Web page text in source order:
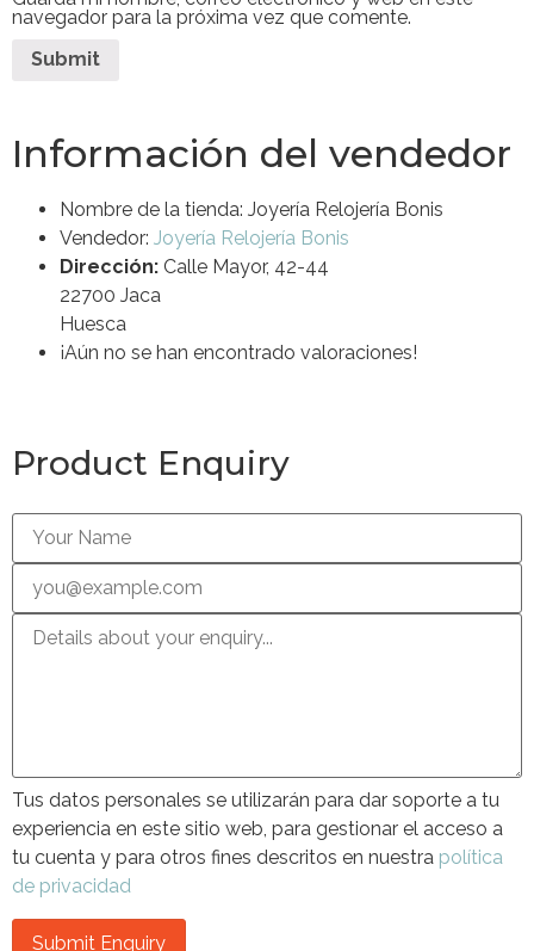
navegador para la próxima vez que comente.
Información del vendedor
Nombre de la tienda: Joyería Relojería Bonis
Vendedor: Joyería Relojería Bonis
Dirección: Calle Mayor, 42-44
22700 Jaca
Huesca
¡Aún no se han encontrado valoraciones!
Product Enquiry
Tus datos personales se utilizarán para dar soporte a tu
experiencia en este sitio web, para gestionar el acceso a
tu cuenta y para otros fines descritos en nuestra política
de privacidad